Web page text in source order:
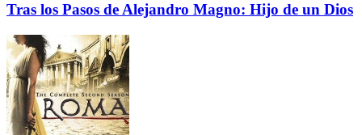
Tras los Pasos de Alejandro Magno: Hijo de un Dios